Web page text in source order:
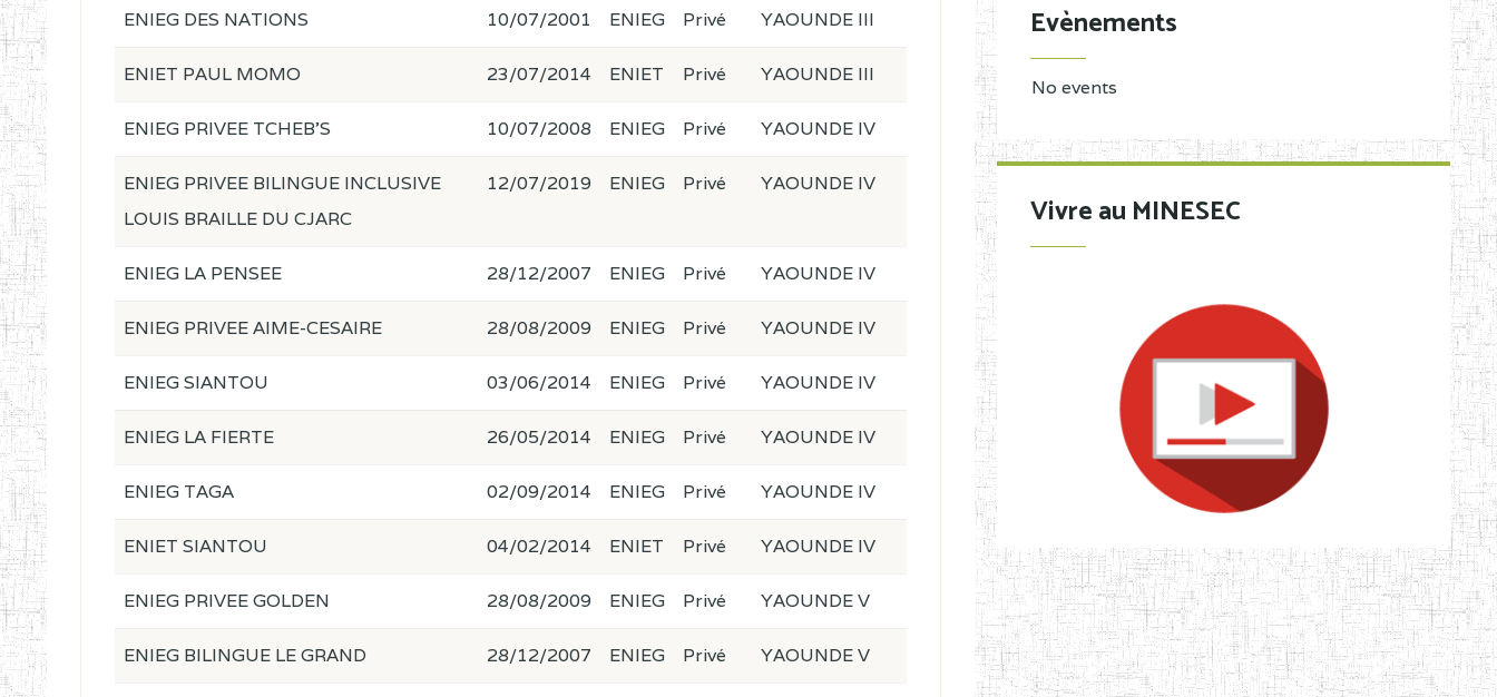
ENIEG DES NATIONS 10/07/2001 ENIEG Privé YAOUNDE III
ENIET PAUL MOMO 23/07/2014 ENIET Privé YAOUNDE III
ENIEG PRIVEE TCHEB'S 10/07/2008 ENIEG Privé YAOUNDE IV
ENIEG PRIVEE BILINGUE INCLUSIVE
LOUIS BRAILLE DU CJARC
12/07/2019 ENIEG Privé YAOUNDE IV
ENIEG LA PENSEE 28/12/2007 ENIEG Privé YAOUNDE IV
ENIEG PRIVEE AIME-CESAIRE 28/08/2009 ENIEG Privé YAOUNDE IV
ENIEG SIANTOU 03/06/2014 ENIEG Privé YAOUNDE IV
ENIEG LA FIERTE 26/05/2014 ENIEG Privé YAOUNDE IV
ENIEG TAGA 02/09/2014 ENIEG Privé YAOUNDE IV
ENIET SIANTOU 04/02/2014 ENIET Privé YAOUNDE IV
ENIEG PRIVEE GOLDEN 28/08/2009 ENIEG Privé YAOUNDE V
ENIEG BILINGUE LE GRAND 28/12/2007 ENIEG Privé YAOUNDE V
Evènements
No events
Vivre au MINESEC